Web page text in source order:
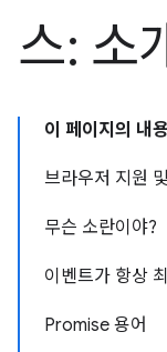
스: 소
이 페이지의 내용
브라우저 지원
무슨 소란이야?
이벤트가 항상
Promise 용어